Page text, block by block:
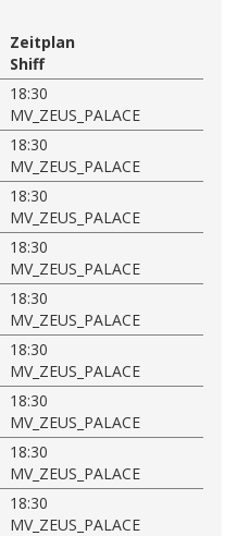
Zeitplan
Shiff
18:30
MV_ZEUS_PALACE
18:30
MV_ZEUS_PALACE
18:30
MV_ZEUS_PALACE
18:30
MV_ZEUS_PALACE
18:30
MV_ZEUS_PALACE
18:30
MV_ZEUS_PALACE
18:30
MV_ZEUS_PALACE
18:30
MV_ZEUS_PALACE
18:30
MV_ZEUS_PALACE